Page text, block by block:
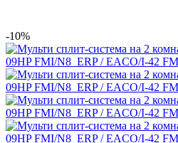
-10%